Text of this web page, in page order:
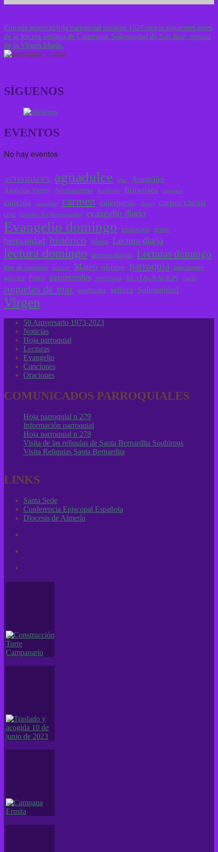
Navegación
de
entradas
Entrada anteriorHoja parroquial numero 152Entrada siguienteLunes
de la tercera semana de Cuaresma. Solemnidad de San José, esposo
de la Virgen María.
SÍGUENOS
EVENTOS
No hay eventos
ACTIVIDADES aguadulce altar Asunción
Asunción Virgen Ayuntamiento bendición Brownsea campana
canción carmelitas carmen catequesis chicos corpus christi
cruz Cursillos Pre Matrimoniales evangelio diario
Evangelio domingo exaltacion grupo
hermandad histórico iglesia Lectura diaria
lectura domingo lecturas diarias Lecturas domingo
mar de roquetas marmol Mateo obispo parroquia
patrimonio
patrona Pedro pentecostes procesión RESTAURACION rocio
roquetas de mar sembrador señora Solemnidad
Virgen
50 Aniversario 1973-2023
Noticias
Hoja parroquial
Lecturas
Evangelio
Canciones
Oraciones
COMUNICADOS PARROQUIALES
Hoja parroquial n 279
Información parroquial
Hoja parroquial n 278
Visita de las reliquias de Santa Bernardita Soubirous
Visita Reliquias Santa Bernardita
LINKS
Santa Sede
Conferencia Episcopal Española
Diocesis de Almería